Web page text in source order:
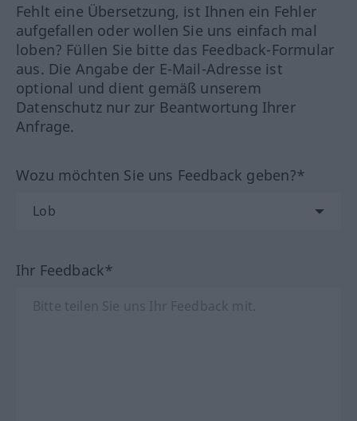
Fehlt eine Übersetzung, ist Ihnen ein Fehler
aufgefallen oder wollen Sie uns einfach mal
loben? Füllen Sie bitte das Feedback-Formular
aus. Die Angabe der E-Mail-Adresse ist
optional und dient gemäß unserem
Datenschutz nur zur Beantwortung Ihrer
Anfrage.
Wozu möchten Sie uns Feedback geben?*
Ihr Feedback*